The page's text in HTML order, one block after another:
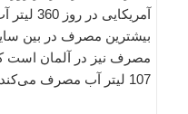
بیشترین مصرف در بین
مصرف نیز در آلمان است
107 لیتر آب مصرف می‌کند.